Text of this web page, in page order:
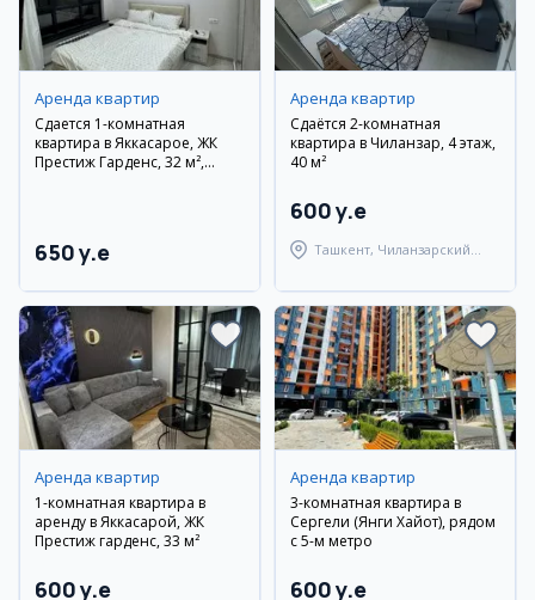
Аренда квартир
Сдается 1-комнатная
квартира в Яккасарое, ЖК
Престиж Гарденс, 32 м²,
650 y.e
Аренда квартир
Сдаётся 2-комнатная
квартира в Чиланзар, 4 этаж,
40 м²
600 y.e
Ташкент, Чиланзарский
Аренда квартир
1-комнатная квартира в
аренду в Яккасарой, ЖК
Престиж гарденс, 33 м²
600 y.e
Аренда квартир
3-комнатная квартира в
Сергели (Янги Хайот), рядом
с 5-м метро
600 y.e